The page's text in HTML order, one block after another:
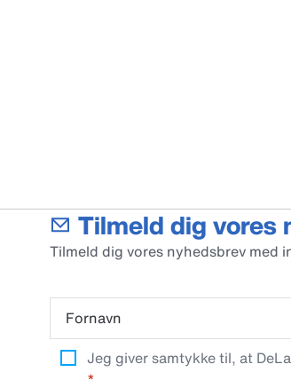
Tilmeld dig vores
Tilmeld dig vores nyhedsbrev med
Fornavn
Jeg giver samtykke til, at